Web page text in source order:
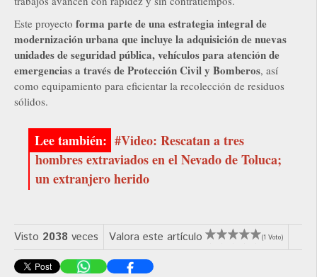
Este proyecto forma parte de una estrategia integral de
modernización urbana que incluye la adquisición de nuevas
unidades de seguridad pública, vehículos para atención de
emergencias a través de Protección Civil y Bomberos, así
como equipamiento para eficientar la recolección de residuos
sólidos.
#Video: Rescatan a tres
hombres extraviados en el Nevado de Toluca;
un extranjero herido
Visto 2038 veces Valora este artículo (1 Voto)